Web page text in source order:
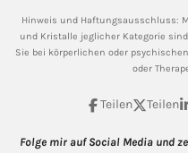
Hinweis und Haftungsausschluss:
und Kristalle jeglicher Kategorie
Sie bei körperlichen oder
oder
Teilen Teilen
Folge mir auf Social Media und